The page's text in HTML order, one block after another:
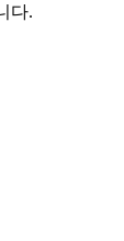
다.